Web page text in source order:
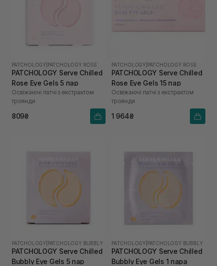
PATCHOLOGY PATCHOLOGY ROSE
PATCHOLOGY Serve Chilled
Rose Eye Gels 5 пар
Освіжаючі патчі з екстрактом
троянди
809₴
PATCHOLOGY PATCHOLOGY ROSE
PATCHOLOGY Serve Chilled
Rose Eye Gels 15 пар
Освіжаючі патчі з екстрактом
троянди
1 964₴
PATCHOLOGY PATCHOLOGY BUBBLY
PATCHOLOGY Serve Chilled
Bubbly Eye Gels 5 пар
PATCHOLOGY PATCHOLOGY BUBBLY
PATCHOLOGY Serve Chilled
Bubbly Eye Gels 1 пара